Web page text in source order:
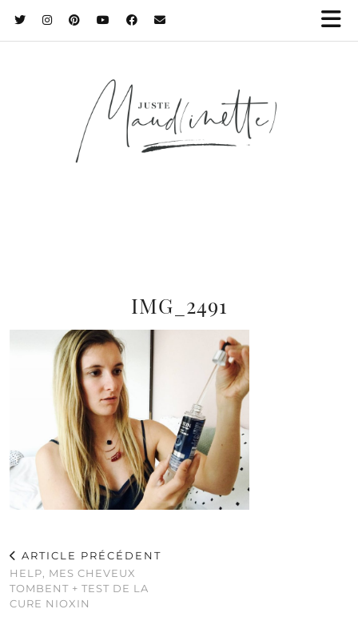
IMG_2491
ARTICLE PRÉCÉDENT
HELP, MES CHEVEUX
TOMBENT + TEST DE LA
CURE NIOXIN